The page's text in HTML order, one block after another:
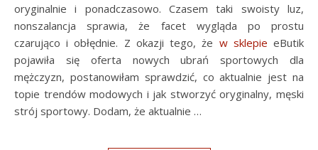
oryginalnie i ponadczasowo. Czasem taki swoisty luz,
nonszalancja sprawia, że facet wygląda po prostu
czarująco i obłędnie. Z okazji tego, że w sklepie eButik
pojawiła się oferta nowych ubrań sportowych dla
mężczyzn, postanowiłam sprawdzić, co aktualnie jest na
topie trendów modowych i jak stworzyć oryginalny, męski
strój sportowy. Dodam, że aktualnie …